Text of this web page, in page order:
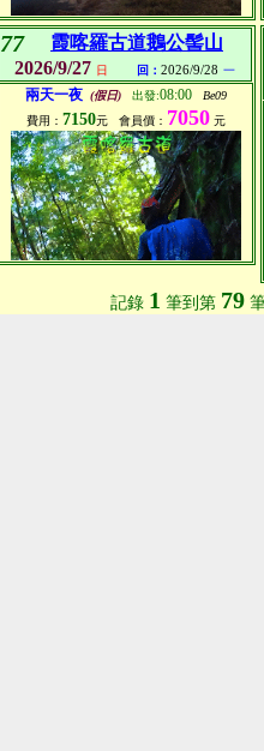
77
霞喀羅古道鵝公髻山
2026/9/27 日 回： 2026/9/28 一
兩天一夜 (假日) 出發:08:00
Be09
費用： 7150元 會員價： 7050元
記錄 1 筆到第 79